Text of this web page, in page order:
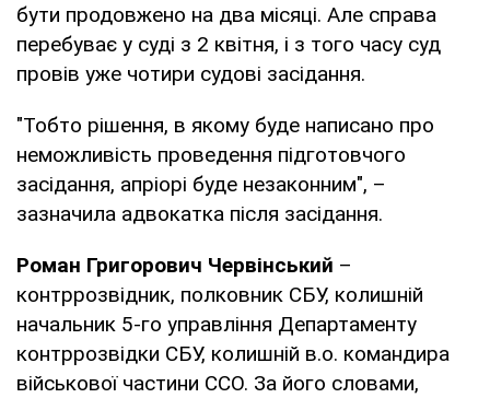
бути продовжено на два місяці. Але справа
перебуває у суді з 2 квітня, і з того часу суд
провів уже чотири судові засідання.
"Тобто рішення, в якому буде написано про
неможливість проведення підготовчого
засідання, апріорі буде незаконним", –
зазначила адвокатка після засідання.
Роман Григорович Червінський –
контррозвідник, полковник СБУ, колишній
начальник 5-го управління Департаменту
контррозвідки СБУ, колишній в.о. командира
військової частини ССО. За його словами,